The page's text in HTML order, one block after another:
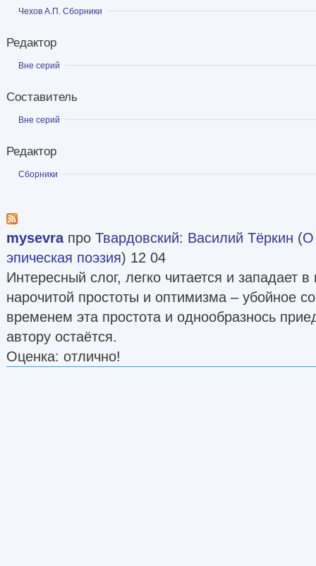
Показать
Чехов А.П. Сборники
Редактор
Показать
Вне серий
Составитель
Показать
Вне серий
Редактор
Показать
Сборники
mysevraпро Твардовский: Василий Тёркин (О
эпическая поэзия) 12 04
Интересный слог, легко читается и западает
нарочитой простоты и оптимизма – убойное
временем эта простота и однообразнось
автору остаётся.
Оценка: отлично!